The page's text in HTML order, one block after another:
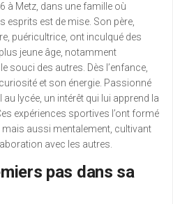
à Metz, dans une famille où
esprits est de mise. Son père,
puéricultrice, ont inculqué des
jeune âge, notamment
souci des autres. Dès l’enfance,
et son énergie. Passionné
lycée, un intérêt qui lui apprend la
expériences sportives l’ont formé
aussi mentalement, cultivant
avec les autres.
pas dans sa